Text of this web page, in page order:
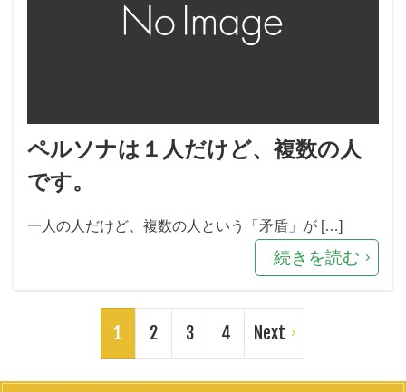
ペルソナは１人だけど、複数の人
です。
一人の人だけど、複数の人という「矛盾」が […]
続きを読む
1 2 3 4 Next